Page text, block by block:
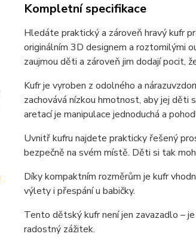
Kompletní specifikace
Hledáte praktický a zároveň hravý kufr
originálním 3D designem a roztomilými
zaujmou děti a zároveň jim dodají pocit,
Kufr je vyroben z odolného a
zachovává nízkou hmotnost, aby jej děti
aretací je manipulace jednoduchá a
Uvnitř kufru najdete prakticky řešený
bezpečně na svém místě. Děti si tak
Díky kompaktním rozměrům je kufr
výlety i přespání u babičky.
Tento dětský kufr není jen zavazadlo –
radostný zážitek.